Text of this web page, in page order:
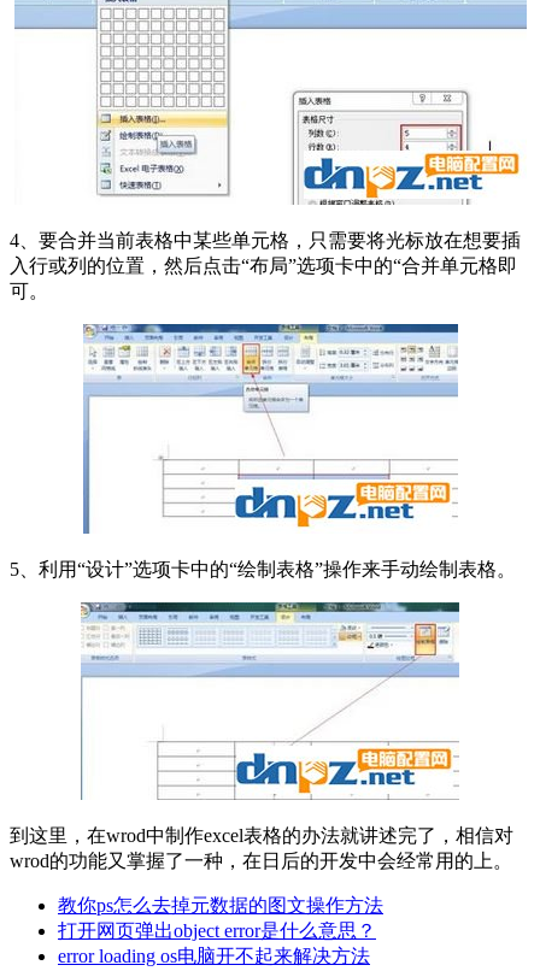
4、要合并当前表格中某些单元格，只需要将光标放在想要插
入行或列的位置，然后点击“布局”选项卡中的“合并单元格即
可。
5、利用“设计”选项卡中的“绘制表格”操作来手动绘制表格。
到这里，在wrod中制作excel表格的办法就讲述完了，相信对
wrod的功能又掌握了一种，在日后的开发中会经常用的上。
教你ps怎么去掉元数据的图文操作方法
打开网页弹出object error是什么意思？
error loading os电脑开不起来解决方法